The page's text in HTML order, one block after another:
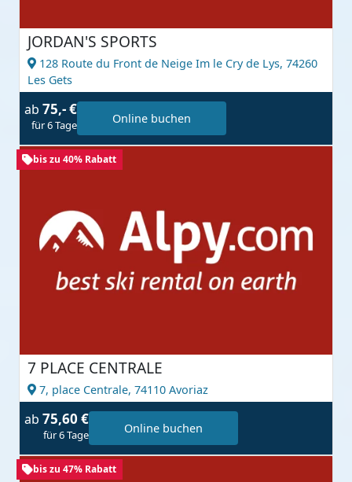
JORDAN'S SPORTS
128 Route du Front de Neige Im le Cry de Lys, 74260
Les Gets
ab 75,- €
für 6 Tage Online buchen
bis zu 40% Rabatt
7 PLACE CENTRALE
7, place Centrale, 74110 Avoriaz
ab 75,60 €
für 6 Tage Online buchen
bis zu 47% Rabatt